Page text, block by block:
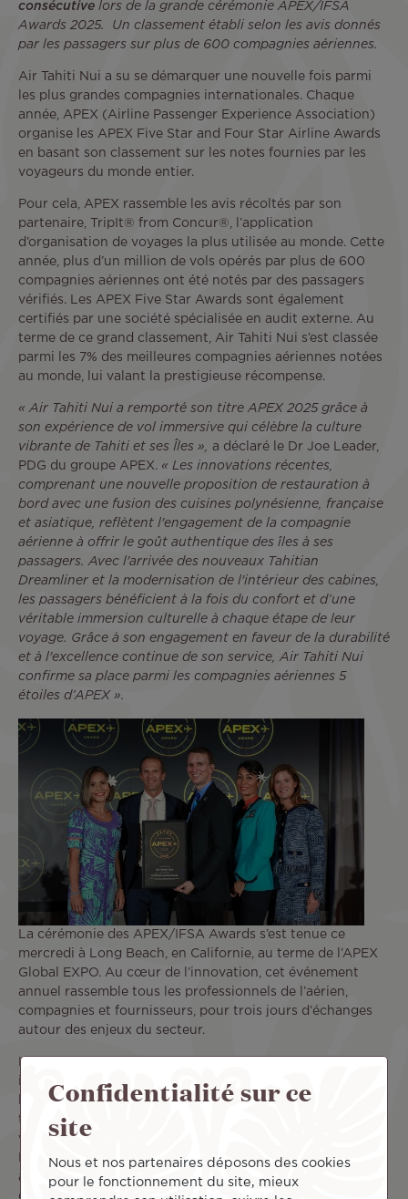
consécutive lors de la grande cérémonie APEX/IFSA
Awards 2025. Un classement établi selon les avis donnés
par les passagers sur plus de 600 compagnies aériennes.
Air Tahiti Nui a su se démarquer une nouvelle fois parmi
les plus grandes compagnies internationales. Chaque
année, APEX (Airline Passenger Experience Association)
organise les APEX Five Star and Four Star Airline Awards
en basant son classement sur les notes fournies par les
voyageurs du monde entier.
Pour cela, APEX rassemble les avis récoltés par son
partenaire, TripIt® from Concur®, l’application
d’organisation de voyages la plus utilisée au monde. Cette
année, plus d’un million de vols opérés par plus de 600
compagnies aériennes ont été notés par des passagers
vérifiés. Les APEX Five Star Awards sont également
certifiés par une société spécialisée en audit externe. Au
terme de ce grand classement, Air Tahiti Nui s’est classée
parmi les 7% des meilleures compagnies aériennes notées
au monde, lui valant la prestigieuse récompense.
« Air Tahiti Nui a remporté son titre APEX 2025 grâce à
son expérience de vol immersive qui célèbre la culture
vibrante de Tahiti et ses Îles », a déclaré le Dr Joe Leader,
PDG du groupe APEX. « Les innovations récentes,
comprenant une nouvelle proposition de restauration à
bord avec une fusion des cuisines polynésienne, française
et asiatique, reflètent l'engagement de la compagnie
aérienne à offrir le goût authentique des îles à ses
passagers. Avec l'arrivée des nouveaux Tahitian
Dreamliner et la modernisation de l'intérieur des cabines,
les passagers bénéficient à la fois du confort et d’une
véritable immersion culturelle à chaque étape de leur
voyage. Grâce à son engagement en faveur de la durabilité
et à l'excellence continue de son service, Air Tahiti Nui
confirme sa place parmi les compagnies aériennes 5
étoiles d’APEX ».
La cérémonie des APEX/IFSA Awards s’est tenue ce
mercredi à Long Beach, en Californie, au terme de l’APEX
Global EXPO. Au cœur de l’innovation, cet événement
annuel rassemble tous les professionnels de l’aérien,
compagnies et fournisseurs, pour trois jours d’échanges
autour des enjeux du secteur.
Le titre de FIVE STAR MAJOR AIRLINE 2025 est un
immense honneur accueilli avec joie et émotion au sein de
la compagnie. Air Tahiti Nui est la compagnie aérienne de
tous les Polynésiens, et le transporteur privilégié des
visiteurs venus explorer Tahiti et ses Îles. Au départ de
Paris, Los Angeles, Tokyo ou Auckland, Air Tahiti Nui offre
à ses voyageurs une pleine immersion dans l’ambiance
chaleureuse des îles polynésiennes. Les équipes de la
Confidentialité sur ce
site
Nous et nos partenaires déposons des cookies
pour le fonctionnement du site, mieux